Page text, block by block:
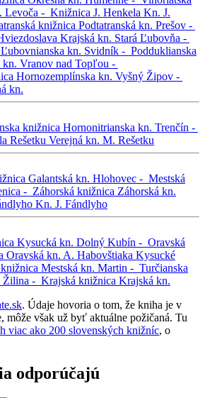
Levoča - Knižnica J. Henkela Kn. J.
knižnica Podtatranská kn. Prešov -
Krajská kn. Stará Ľubovňa -
Ľubovnianska kn. Svidník - Podduklianska
kn. Vranov nad Topľou -
Hornozemplínska kn. Vyšný Žipov -
kn.
knižnica Hornonitrianska kn. Trenčín -
Rešetku Verejná kn. M. Rešetku
Galantská kn. Hlohovec - Mestská
- Záhorská knižnica Záhorská kn.
Kn. J. Fándlyho
Kysucká kn. Dolný Kubín - Oravská
Oravská kn. A. Habovštiaka Kysucké
Mestská kn. Martin - Turčianska
Žilina - Krajská knižnica Krajská kn.
. Údaje hovoria o tom, že kniha je v
môže však už byť aktuálne požičaná. Tu
viac ako 200 slovenských knižníc, o
odporúčajú